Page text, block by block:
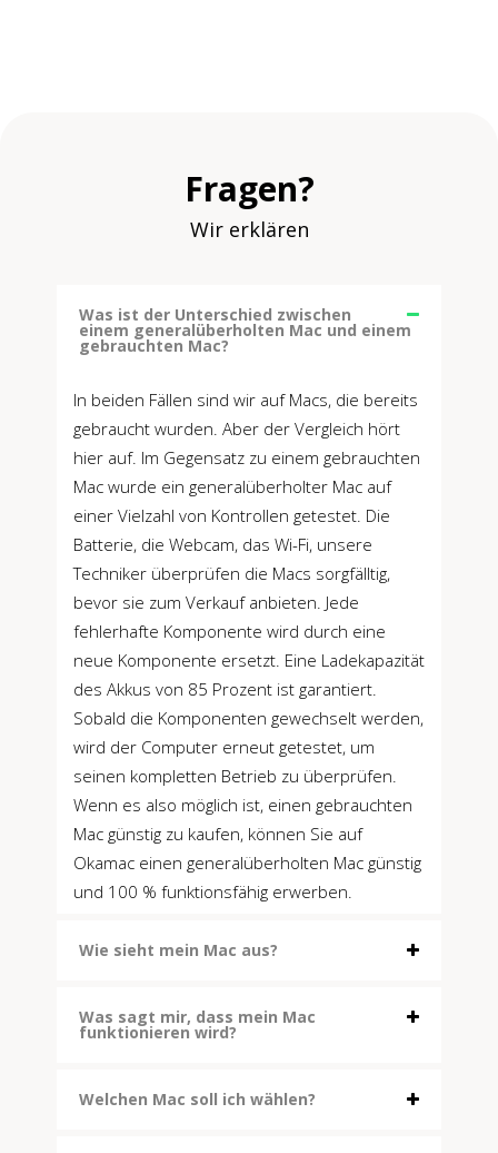
Fragen?
Wir erklären
Was ist der Unterschied zwischen
einem generalüberholten Mac und einem
gebrauchten Mac?
In beiden Fällen sind wir auf Macs, die bereits
gebraucht wurden. Aber der Vergleich hört
hier auf. Im Gegensatz zu einem gebrauchten
Mac wurde ein generalüberholter Mac auf
einer Vielzahl von Kontrollen getestet. Die
Batterie, die Webcam, das Wi-Fi, unsere
Techniker überprüfen die Macs sorgfälltig,
bevor sie zum Verkauf anbieten. Jede
fehlerhafte Komponente wird durch eine
neue Komponente ersetzt. Eine Ladekapazität
des Akkus von 85 Prozent ist garantiert.
Sobald die Komponenten gewechselt werden,
wird der Computer erneut getestet, um
seinen kompletten Betrieb zu überprüfen.
Wenn es also möglich ist, einen gebrauchten
Mac günstig zu kaufen, können Sie auf
Okamac einen generalüberholten Mac günstig
und 100 % funktionsfähig erwerben.
Wie sieht mein Mac aus?
Was sagt mir, dass mein Mac
funktionieren wird?
Welchen Mac soll ich wählen?